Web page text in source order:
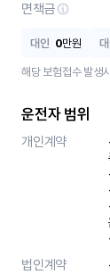
면책금
대인 0만원
해당 보험접수 발생
운전자 범위
개인계약
법인계약